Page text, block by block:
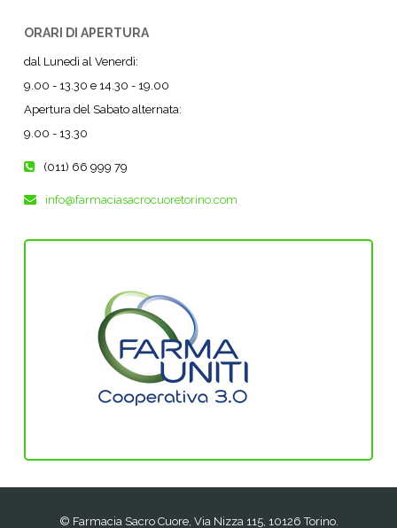
ORARI DI APERTURA
dal Lunedì al Venerdì:
9.00 - 13.30 e 14.30 - 19.00
Apertura del Sabato alternata:
9.00 - 13.30
(011) 66 999 79
info@farmaciasacrocuoretorino.com
© Farmacia Sacro Cuore, Via Nizza 115, 10126 Torino.